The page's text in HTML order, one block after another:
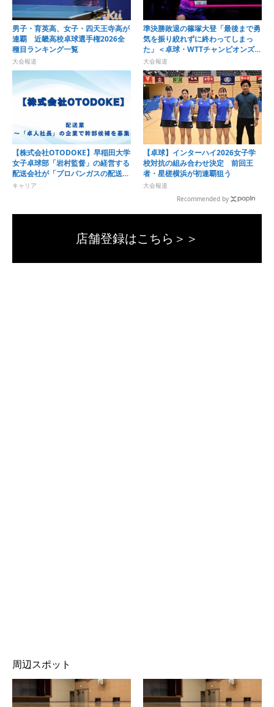
男子・育英高、女子・四天王寺高が
連覇 近畿高校卓球選手権2026全
種目ランキング一覧
大会報道
準決勝敗退の篠塚大登「最後まで勇
気を振り絞れずに終わってしまっ
た」＜卓球・WTTチャンピオンズ横
浜2026＞
大会報道
【株式会社OTODOKE】早稲田大学
女子卓球部「岩村監督」の経営する
配送会社が「プロパンガスの配送
業」募集開始！
キャリア
【卓球】インターハイ2026女子学
校対抗の組み合わせ決定 前回王
者・星槎横浜が初連覇狙う
大会報道
Recommended by
店舗登録はこちら＞＞
周辺スポット